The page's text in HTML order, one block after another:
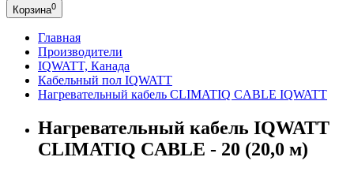
Корзина0
Главная
Производители
IQWATT, Канада
Кабельный пол IQWATT
Нагревательный кабель CLIMATIQ CABLE IQWATT
Нагревательный кабель IQWATT
CLIMATIQ CABLE - 20 (20,0 м)